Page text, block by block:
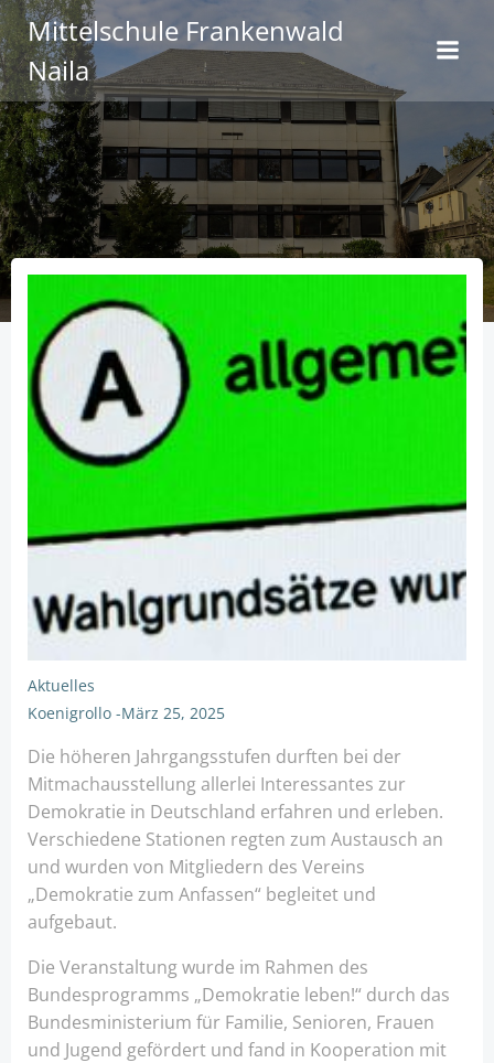
Inhalt
springen
Mittelschule Frankenwald
Naila
Aktuelles
Koenigrollo -März 25, 2025
Die höheren Jahrgangsstufen durften bei der
Mitmachausstellung allerlei Interessantes zur
Demokratie in Deutschland erfahren und erleben.
Verschiedene Stationen regten zum Austausch an
und wurden von Mitgliedern des Vereins
„Demokratie zum Anfassen“ begleitet und
aufgebaut.
Die Veranstaltung wurde im Rahmen des
Bundesprogramms „Demokratie leben!“ durch das
Bundesministerium für Familie, Senioren, Frauen
und Jugend gefördert und fand in Kooperation mit